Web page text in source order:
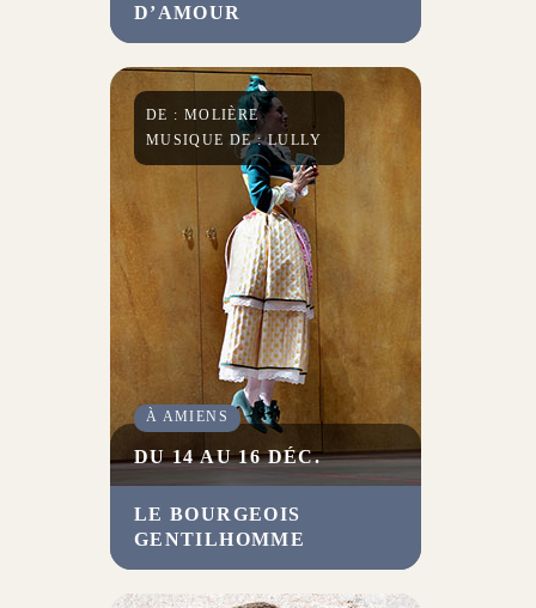
D’AMOUR
en scène Alexis Michalik
choisit un nouveau terrain
d’aventure, celui de l’intime et
des tourments de l’amour.
LE BOURGEOIS
GENTILHOMME
DE : MOLIÈRE
MUSIQUE DE : LULLY
À AMIENS
DU 14 AU 16 DÉC.
Jérôme Deschamps met en
scène Molière et incarne
Monsieur Jourdain accompagné
des Musiciens du Louvre. Un